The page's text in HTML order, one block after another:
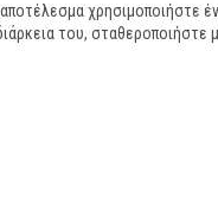
αποτέλεσμα χρησιμοποιήστε
του, σταθεροποιήστε